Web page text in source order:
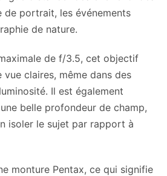
de portrait, les événements
de nature.
de f/3.5, cet objectif
claires, même dans des
Il est également
belle profondeur de champ,
isoler le sujet par rapport à
monture Pentax, ce qui signifie